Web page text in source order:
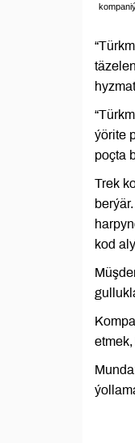
ýörite
poçta
Trek
kod